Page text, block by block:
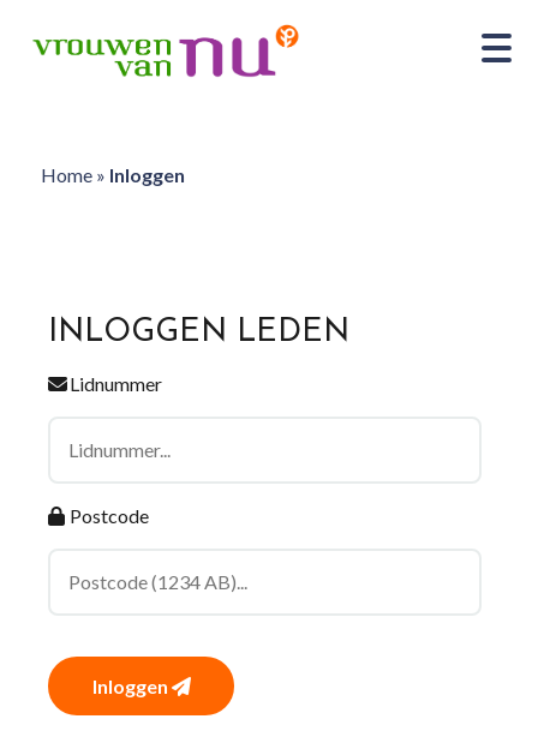
Home» Inloggen
INLOGGEN LEDEN
Lidnummer
Postcode
Inloggen